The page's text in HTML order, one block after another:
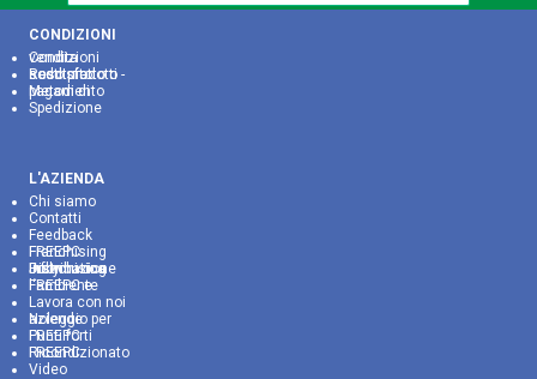
CONDIZIONI
Condizioni vendita
Reso prodotti - soddisfatto o sostituito
Metodi di pagamento
Spedizione
L'AZIENDA
Chi siamo
Contatti
Feedback
Franchising FREEPC
Franchising Jolly Distribuzione Informatica
FREEPC e l‘ambiente
Lavora con noi
Noleggio per aziende
Punti forti FREEPC
Ricondizionato FREEPC
Video